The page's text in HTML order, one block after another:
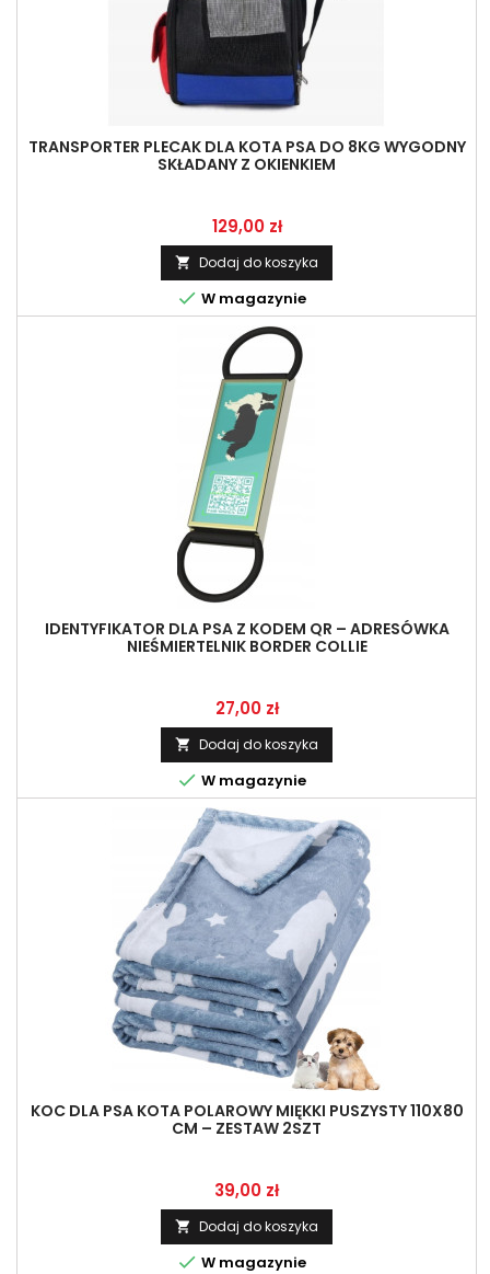
TRANSPORTER PLECAK DLA KOTA PSA DO 8KG WYGODNY
SKŁADANY Z OKIENKIEM
Cena
129,00 zł
 Dodaj do koszyka
 W magazynie
IDENTYFIKATOR DLA PSA Z KODEM QR – ADRESÓWKA
NIEŚMIERTELNIK BORDER COLLIE
Cena
27,00 zł
 Dodaj do koszyka
 W magazynie
KOC DLA PSA KOTA POLAROWY MIĘKKI PUSZYSTY 110X80
CM – ZESTAW 2SZT
Cena
39,00 zł
 Dodaj do koszyka
 W magazynie